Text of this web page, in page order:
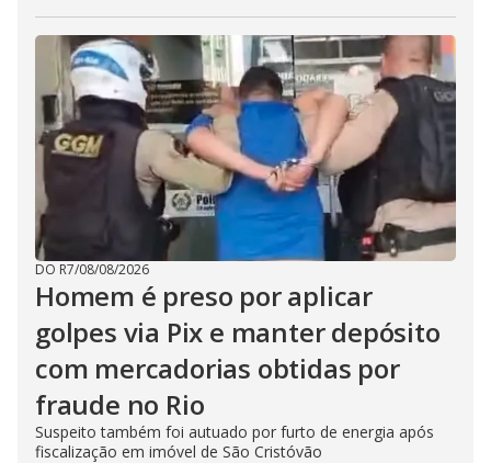
DO R7/08/08/2026
Homem é preso por aplicar
golpes via Pix e manter depósito
com mercadorias obtidas por
fraude no Rio
Suspeito também foi autuado por furto de energia após
fiscalização em imóvel de São Cristóvão